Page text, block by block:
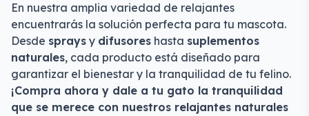
En nuestra amplia variedad de relajantes
encuentrarás la solución perfecta para tu mascota.
Desde sprays y difusores hasta suplementos
naturales, cada producto está diseñado para
garantizar el bienestar y la tranquilidad de tu felino.
¡Compra ahora y dale a tu gato la tranquilidad
que se merece con nuestros relajantes naturales